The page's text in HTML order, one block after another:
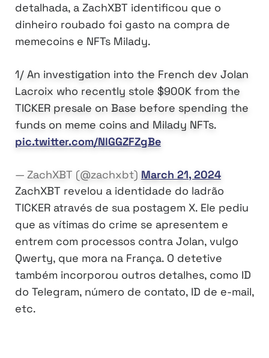
detalhada, a ZachXBT identificou que o
dinheiro roubado foi gasto na compra de
memecoins e NFTs Milady.
1/ An investigation into the French dev Jolan
Lacroix who recently stole $900K from the
TICKER presale on Base before spending the
funds on meme coins and Milady NFTs.
pic.twitter.com/NlGGZFZgBe
— ZachXBT (@zachxbt) March 21, 2024
ZachXBT revelou a identidade do ladrão
TICKER através de sua postagem X. Ele pediu
que as vítimas do crime se apresentem e
entrem com processos contra Jolan, vulgo
Qwerty, que mora na França. O detetive
também incorporou outros detalhes, como ID
do Telegram, número de contato, ID de e-mail,
etc.